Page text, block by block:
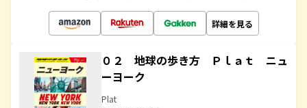
詳細を見る
０２ 地球の歩き方 Ｐｌａｔ ニュ
ーヨーク
Plat